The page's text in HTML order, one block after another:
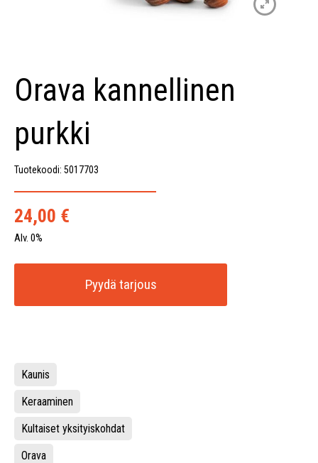
Orava kannellinen
purkki
Tuotekoodi: 5017703
24,00 €
Alv. 0%
Pyydä tarjous
Kaunis
Keraaminen
Kultaiset yksityiskohdat
Orava